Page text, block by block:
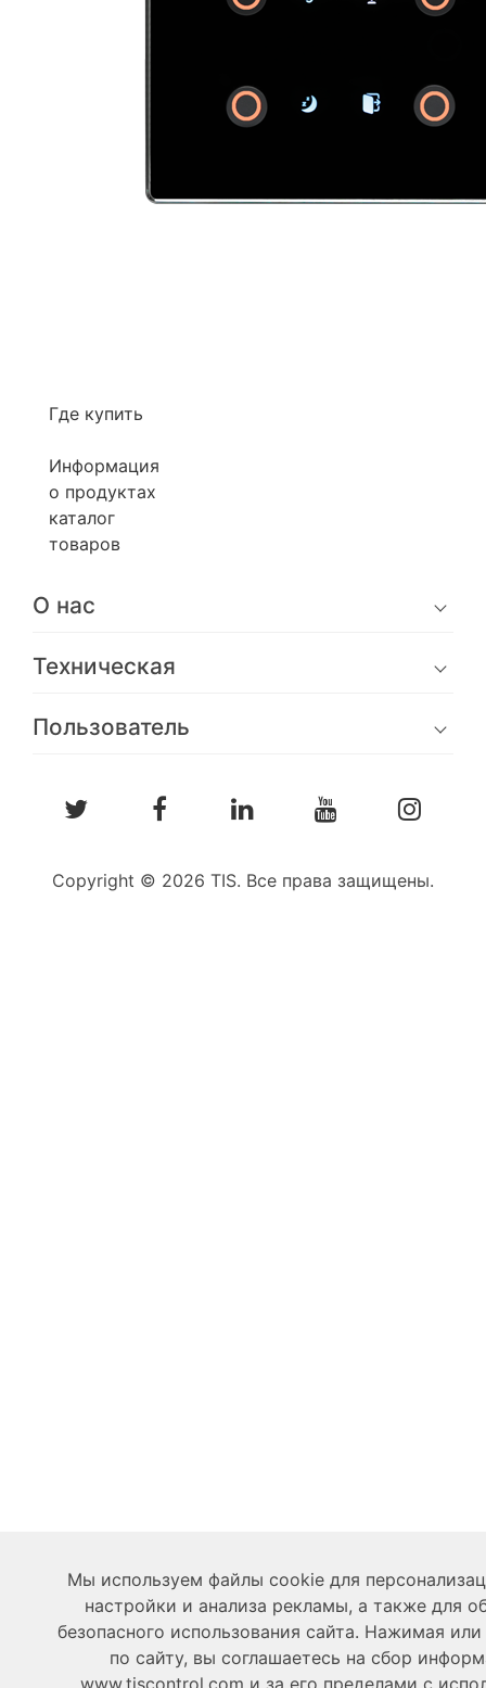
Где купить
Информация
о продуктах
каталог
товаров
О нас
Техническая
Пользователь
Copyright © 2026 TIS. Все права защищены.
Мы используем файлы cookie для
настройки и анализа рекламы, а также для
безопасного использования сайта. Нажимая
по сайту, вы соглашаетесь на сбор
www.tiscontrol.com и за его пределами с